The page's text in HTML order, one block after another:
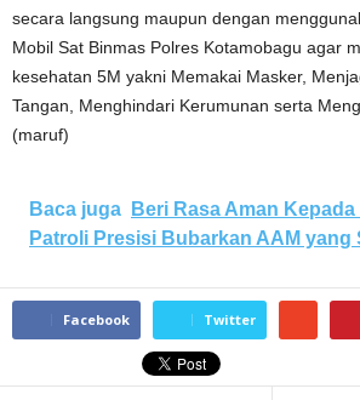
secara langsung maupun dengan
Mobil Sat Binmas Polres Kotamobagu agar
kesehatan 5M yakni Memakai Masker,
Tangan, Menghindari Kerumunan serta
(maruf)
Baca juga
Beri Rasa Aman
Patroli Presisi Bubarkan AAM yang
Facebook Twitter